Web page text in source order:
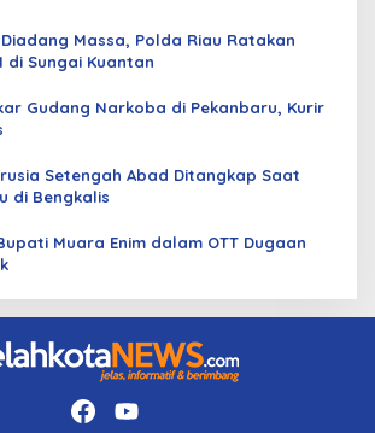
Massa, Polda Riau Ratakan
di Sungai Kuantan
Gudang Narkoba di Pekanbaru, Kurir
Setengah Abad Ditangkap Saat
di Bengkalis
Muara Enim dalam OTT Dugaan